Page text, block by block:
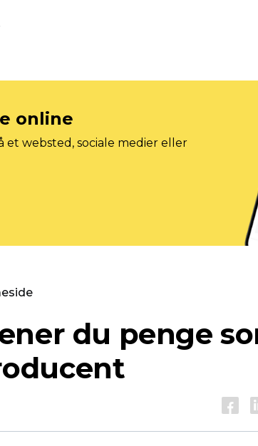
online
websted, sociale medier eller
du penge